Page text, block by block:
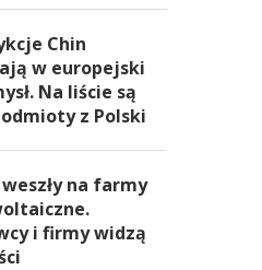
Chin
w europejski
Na liście są
z Polski
na farmy
i firmy widzą